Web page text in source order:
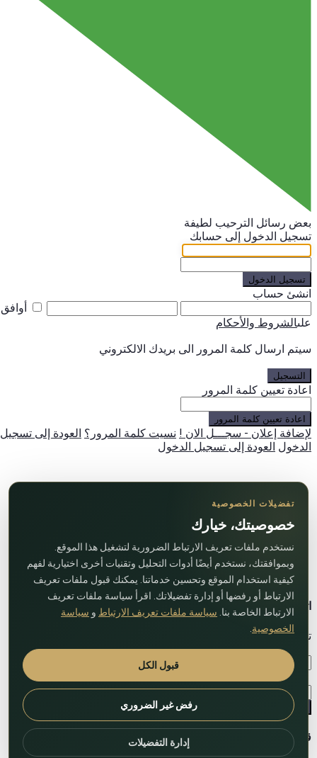
تفضيلات الخصوصية
خصوصيتك، خيارك
نستخدم ملفات تعريف الارتباط الضرورية لتشغيل هذا الموقع.
وبموافقتك، نستخدم أيضًا أدوات التحليل وتقنيات أخرى اختيارية لفهم
كيفية استخدام الموقع وتحسين خدماتنا. يمكنك قبول ملفات تعريف
الارتباط أو رفضها أو إدارة تفضيلاتك. اقرأ سياسة ملفات تعريف
الارتباط الخاصة بنا. سياسة ملفات تعريف الارتباط و سياسة
الخصوصية
قبول الكل
رفض غير الضروري
إدارة التفضيلات
بعض رسائل الترحيب لطيفة
تسجيل الدخول إلى حسابك
تسجيل الدخول
انشئ حساب
أوافق
علىالشروط والأحكام
سيتم ارسال كلمة المرور الى بريدك الالكتروني
التسجيل
اعادة تعيين كلمة المرور
اعادة تعيين كلمة المرور
لإضافة إعلان - سجـــل الان ! نسيت كلمة المرور؟ العودة إلى تسجيل
الدخول العودة إلى تسجيل الدخول
اتصل بنا
تواصل معنا عبر النموذج التالي!
ارسال
قائمة المقارنة